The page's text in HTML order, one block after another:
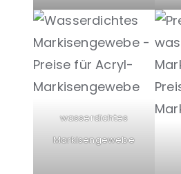
wasserdichtes
Markisengewebe